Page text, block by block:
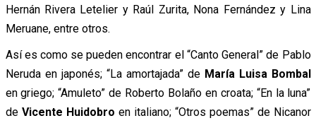
Hernán Rivera Letelier y Raúl Zurita, Nona Fernández y Lina
Meruane, entre otros.
Así es como se pueden encontrar el “Canto General” de Pablo
Neruda en japonés; “La amortajada” de María Luisa Bombal
en griego; “Amuleto” de Roberto Bolaño en croata; “En la luna”
de Vicente Huidobro en italiano; “Otros poemas” de Nicanor